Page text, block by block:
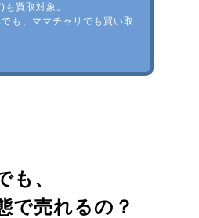
買取対象。
も、ママチャリでも買い取
も、
で売れるの？